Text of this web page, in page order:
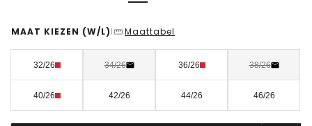
MAAT KIEZEN (W/L) | Maattabel
32/26 34/26 36/26 38/26
40/26 42/26 44/26 46/26